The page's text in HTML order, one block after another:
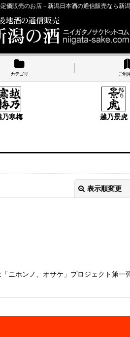
価販売のお店－新潟日本酒の通信販売なら新
カテゴリ ご利
乃寒梅 越乃景虎
表示順変更
絞り込む
ニホンノ、オサケ」プロジェクト第